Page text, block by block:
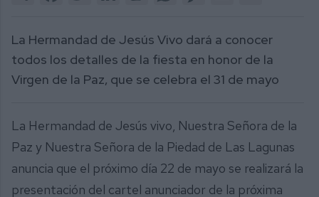
La Hermandad de Jesús Vivo dará a conocer
todos los detalles de la fiesta en honor de la
Virgen de la Paz, que se celebra el 31 de mayo
La Hermandad de Jesús vivo, Nuestra Señora de la
Paz y Nuestra Señora de la Piedad de Las Lagunas
anuncia que el próximo día 22 de mayo se realizará la
presentación del cartel anunciador de la próxima